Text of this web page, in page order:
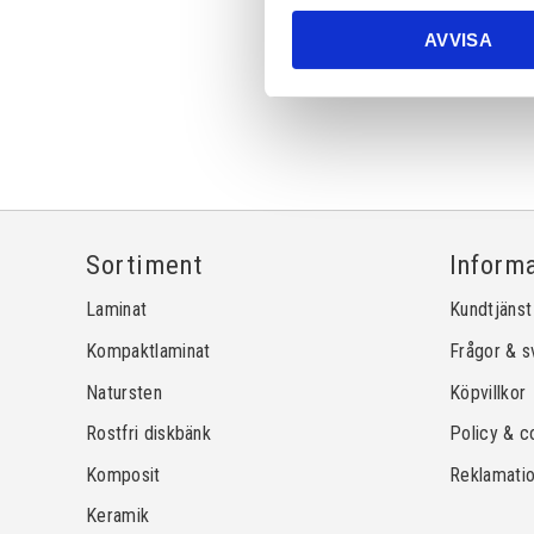
AVVISA
Sortiment
Laminat
Kompaktlaminat
Natursten
Rostfri diskbänk
Komposit
Keramik
Kundtjänst
Frågor &
Köpvillkor
Policy &